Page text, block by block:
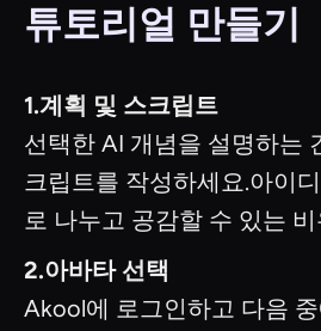
튜토리얼 만들기
1.계획 및 스크립트
선택한 AI 개념을 설명하는
크립트를 작성하세요.아이
로 나누고 공감할 수 있는
2.아바타 선택
Akool에 로그인하고 다음